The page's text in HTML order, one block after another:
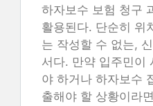
하자보수 보험 청구
활용된다. 단순히 위
는 작성할 수 없는,
서다. 만약 입주민이
야 하거나 하자보수
출해야 할 상황이라